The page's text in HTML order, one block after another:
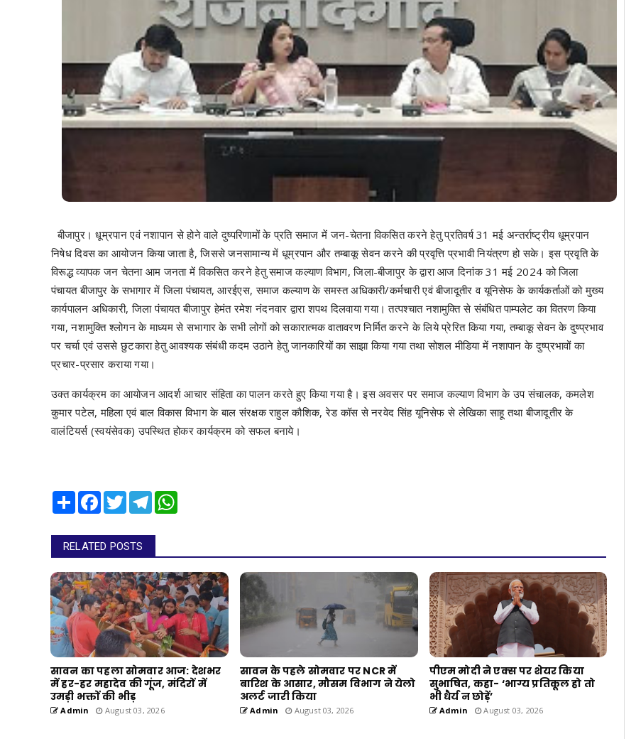
बीजापुर। धूम्रपान एवं नशापान से होने वाले दुष्परिणामों के प्रति समाज में जन-चेतना विकसित करने हेतु प्रतिवर्ष 31 मई अन्तर्राष्ट्रीय धूम्रपान
निषेध दिवस का आयोजन किया जाता है, जिससे जनसामान्य में धूम्रपान और तम्बाकू सेवन करने की प्रवृत्ति प्रभावी नियंत्रण हो सके। इस प्रवृति के
विरूद्ध व्यापक जन चेतना आम जनता में विकसित करने हेतु समाज कल्याण विभाग, जिला-बीजापुर के द्वारा आज दिनांक 31 मई 2024 को जिला
पंचायत बीजापुर के सभागार में जिला पंचायत, आरईएस, समाज कल्याण के समस्त अधिकारी/कर्मचारी एवं बीजादूतीर व यूनिसेफ के कार्यकर्ताओं को मुख्य
कार्यपालन अधिकारी, जिला पंचायत बीजापुर हेमंत रमेश नंदनवार द्वारा शपथ दिलवाया गया। तत्पश्चात नशामुक्ति से संबंधित पाम्पलेट का वितरण किया
गया, नशामुक्ति श्लोगन के माध्यम से सभागार के सभी लोगों को सकारात्मक वातावरण निर्मित करने के लिये प्रेरित किया गया, तम्बाकू सेवन के दुष्प्रभाव
पर चर्चा एवं उससे छुटकारा हेतु आवश्यक संबंधी कदम उठाने हेतु जानकारियों का साझा किया गया तथा सोशल मीडिया में नशापान के दुष्प्रभावों का
प्रचार-प्रसार कराया गया।
उक्त कार्यक्रम का आयोजन आदर्श आचार संहिता का पालन करते हुए किया गया है। इस अवसर पर समाज कल्याण विभाग के उप संचालक, कमलेश
कुमार पटेल, महिला एवं बाल विकास विभाग के बाल संरक्षक राहुल कौशिक, रेड कॉस से नरवेद सिंह यूनिसेफ से लेखिका साहू तथा बीजादूतीर के
वालंटियर्स (स्वयंसेवक) उपस्थित होकर कार्यक्रम को सफल बनाये।
Share Facebook
TwitterTelegram
RELATED POSTS
सावन का पहला सोमवार आज: देशभर
में हर-हर महादेव की गूंज, मंदिरों में
उमड़ी भक्तों की भीड़
Admin August 03, 2026
सावन के पहले सोमवार पर NCR में
बारिश के आसार, मौसम विभाग ने येलो
अलर्ट जारी किया
Admin August 03, 2026
पीएम मोदी ने एक्स पर शेयर किया
सुभाषित, कहा- ‘भाग्य प्रतिकूल हो तो
भी धैर्य न छोड़ें’
Admin August 03, 2026